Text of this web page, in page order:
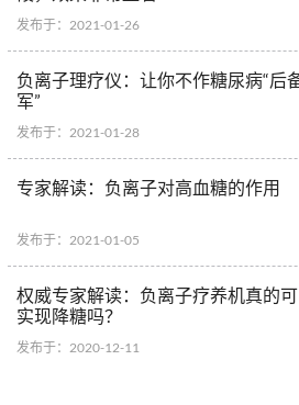
发布于：2021-01-26
负离子理疗仪：让你不作糖尿病“后
军”
发布于：2021-01-28
专家解读：负离子对高血糖的作用
发布于：2021-01-05
权威专家解读：负离子疗养机真的
实现降糖吗？
发布于：2020-12-11